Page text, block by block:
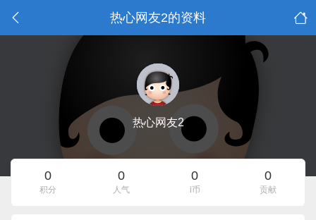
热心网友2的资料
热心网友2
0
积分
0
人气
0
i币
0
贡献